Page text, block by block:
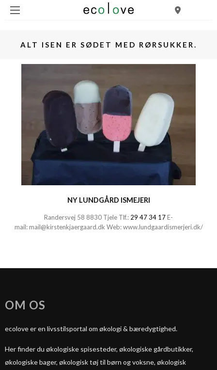
ALT ISEN ER SØDET MED RØRSUKKER.
NY LUNDGÅRD ISMEJERI
Randersvej 58 8830 Tjele Tlf.: 29 47 34 17E-
mail:mail@kirstenkjaergaard.dk Web:www.lundgaardismerjeri.dk/
OM OS
ecolove er en livsstilsportal om økologi & bæredygtighed.
Her finder du økologiske spisesteder, økologiske gårdbutikker,
økologiske bager, økologisk tøj til børn og voksne, økologisk